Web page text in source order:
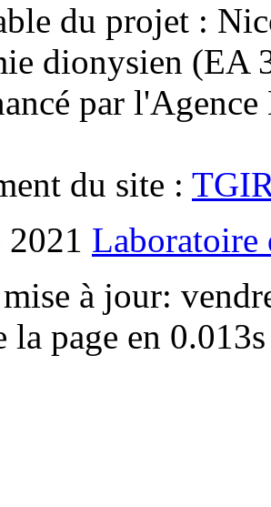
du projet :
dionysien
par l'Agence
du site :
Laboratoire
à jour:
la page en 0.013s